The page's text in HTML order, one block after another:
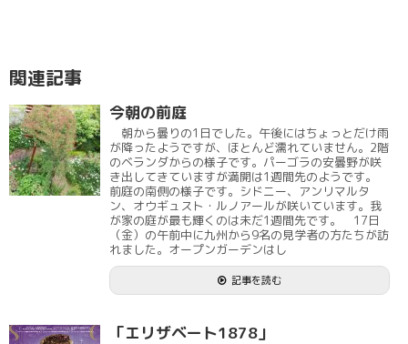
関連記事
今朝の前庭
朝から曇りの1日でした。午後にはちょっとだけ雨
が降ったようですが、ほとんど濡れていません。2階
のベランダからの様子です。パーゴラの安曇野が咲
き出してきていますが満開は1週間先のようです。
前庭の南側の様子です。シドニー、アンリマルタ
ン、オウギュスト・ルノアールが咲いています。我
が家の庭が最も輝くのは未だ1週間先です。 17日
（金）の午前中に九州から9名の見学者の方たちが訪
れました。オープンガーデンはし
記事を読む
「エリザベート1878」